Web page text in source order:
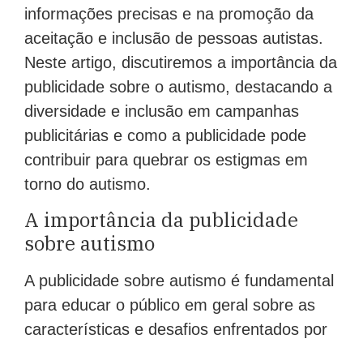
informações precisas e na promoção da
aceitação e inclusão de pessoas autistas.
Neste artigo, discutiremos a importância da
publicidade sobre o autismo, destacando a
diversidade e inclusão em campanhas
publicitárias e como a publicidade pode
contribuir para quebrar os estigmas em
torno do autismo.
A importância da publicidade
sobre autismo
A publicidade sobre autismo é fundamental
para educar o público em geral sobre as
características e desafios enfrentados por